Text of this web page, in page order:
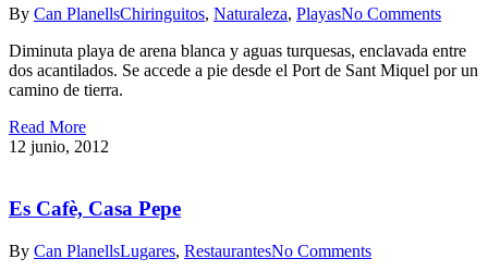
By Can PlanellsChiringuitos, Naturaleza, PlayasNo Comments
Diminuta playa de arena blanca y aguas turquesas, enclavada entre
dos acantilados. Se accede a pie desde el Port de Sant Miquel por un
camino de tierra.
Read More
12 junio, 2012
Es Cafè, Casa Pepe
By Can PlanellsLugares, RestaurantesNo Comments